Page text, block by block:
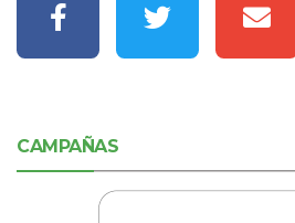
CAMPAÑAS